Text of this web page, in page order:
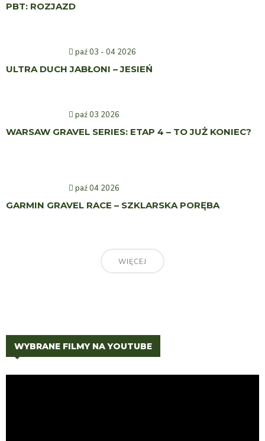
PBT: ROZJAZD
paź 03 - 04 2026
ULTRA DUCH JABŁONI – JESIEŃ
paź 03 2026
WARSAW GRAVEL SERIES: ETAP 4 – TO JUŻ KONIEC?
paź 04 2026
GARMIN GRAVEL RACE – SZKLARSKA PORĘBA
WIĘCEJ
WYBRANE FILMY NA YOUTUBE